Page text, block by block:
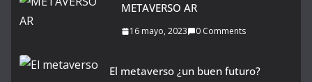
METAVERSO AR
16 mayo, 2023 0 Comments
El metaverso ¿un buen futuro?